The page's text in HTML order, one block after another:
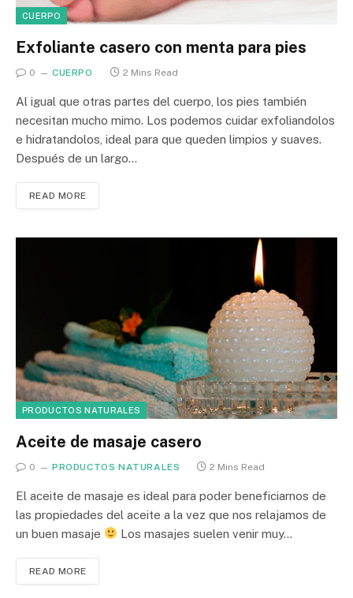
CUERPO
Exfoliante casero con menta para pies
0 CUERPO 2 Mins Read
Al igual que otras partes del cuerpo, los pies también
necesitan mucho mimo. Los podemos cuidar exfoliandolos
e hidratandolos, ideal para que queden limpios y suaves.
Después de un largo…
READ MORE
PRODUCTOS NATURALES
Aceite de masaje casero
0 PRODUCTOS NATURALES 2 Mins Read
El aceite de masaje es ideal para poder beneficiarnos de
las propiedades del aceite a la vez que nos relajamos de
un buen masaje
Los masajes suelen venir muy…
READ MORE